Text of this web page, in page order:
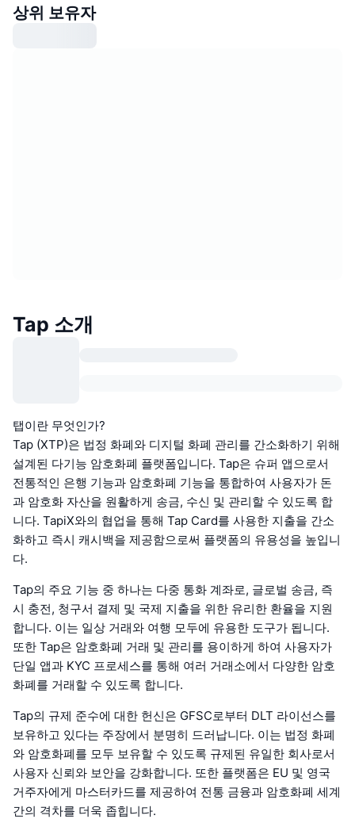
상위 보유자
Tap 소개
탭이란 무엇인가?
Tap (XTP)은 법정 화폐와 디지털 화폐 관리를 간소화하기 위해
설계된 다기능 암호화폐 플랫폼입니다. Tap은 슈퍼 앱으로서
전통적인 은행 기능과 암호화폐 기능을 통합하여 사용자가 돈
과 암호화 자산을 원활하게 송금, 수신 및 관리할 수 있도록 합
니다. TapiX와의 협업을 통해 Tap Card를 사용한 지출을 간소
화하고 즉시 캐시백을 제공함으로써 플랫폼의 유용성을 높입니
다.
Tap의 주요 기능 중 하나는 다중 통화 계좌로, 글로벌 송금, 즉
시 충전, 청구서 결제 및 국제 지출을 위한 유리한 환율을 지원
합니다. 이는 일상 거래와 여행 모두에 유용한 도구가 됩니다.
또한 Tap은 암호화폐 거래 및 관리를 용이하게 하여 사용자가
단일 앱과 KYC 프로세스를 통해 여러 거래소에서 다양한 암호
화폐를 거래할 수 있도록 합니다.
Tap의 규제 준수에 대한 헌신은 GFSC로부터 DLT 라이선스를
보유하고 있다는 주장에서 분명히 드러납니다. 이는 법정 화폐
와 암호화폐를 모두 보유할 수 있도록 규제된 유일한 회사로서
사용자 신뢰와 보안을 강화합니다. 또한 플랫폼은 EU 및 영국
거주자에게 마스터카드를 제공하여 전통 금융과 암호화폐 세계
간의 격차를 더욱 좁힙니다.